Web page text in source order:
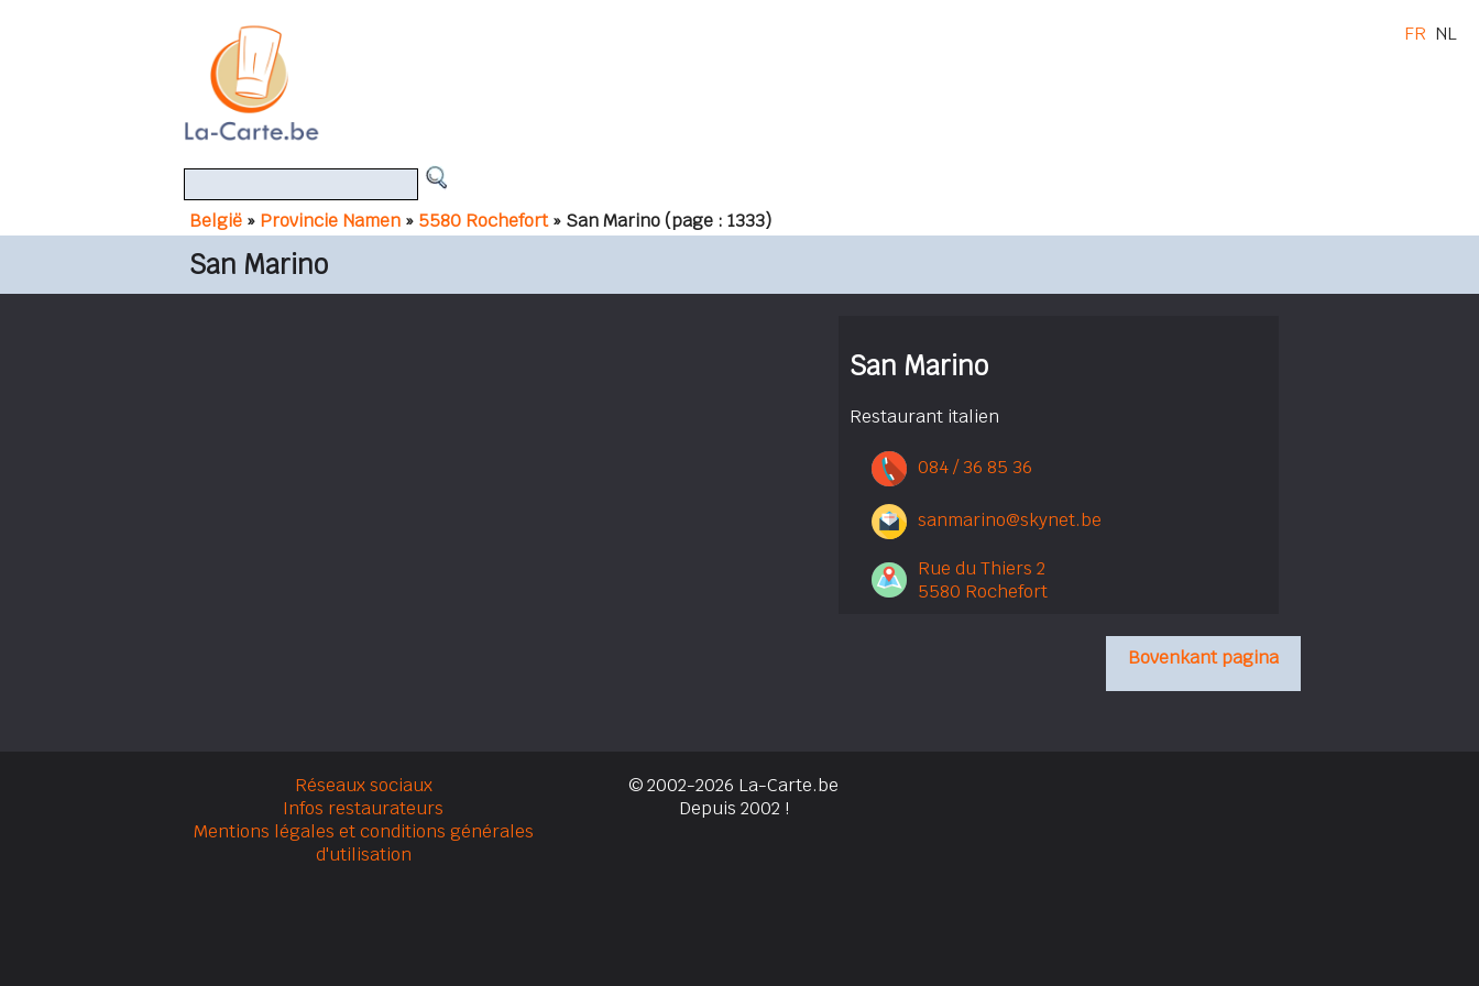
België » Provincie Namen » 5580 Rochefort » San Marino(page : 1333)
FR NL
San Marino
San Marino
Restaurant italien
084 / 36 85 36
sanmarino@skynet.be
Rue du Thiers 2
5580 Rochefort
Bovenkant pagina
Réseaux sociaux
Infos restaurateurs
Mentions légales et conditions générales
d'utilisation
© 2002-2026 La-Carte.be
Depuis 2002 !